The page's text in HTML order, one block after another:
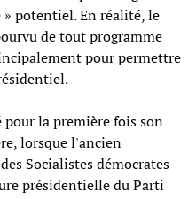
» potentiel. En réalité, le
de tout programme
pour permettre
la première fois son
lorsque l'ancien
Socialistes démocrates
présidentielle du Parti